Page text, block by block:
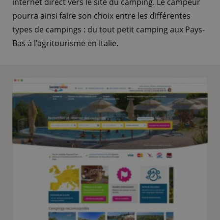
pourra ainsi faire son choix entre les différentes
types de campings : du tout petit camping aux Pays-
Bas à l’agritourisme en Italie.